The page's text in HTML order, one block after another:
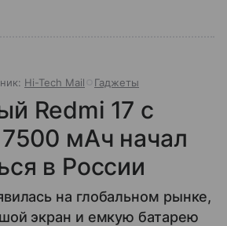
Hi-Tech Mail Гаджеты
Redmi 17 с
мАч начал
в России
на глобальном рынке,
экран и емкую батарею